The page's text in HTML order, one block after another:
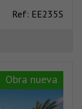
Ref: EE235S
Obra nueva